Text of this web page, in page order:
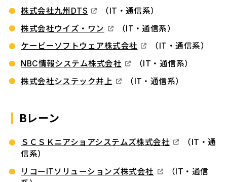
株式会社九州DTS
（IT・通信系）
株式会社ウイズ・ワン
（IT・通信系）
ケービーソフトウェア株式会社
（IT・通信系）
NBC情報システム株式会社
（IT・通信系）
株式会社システック井上
（IT・通信系）
Bレーン
ＳＣＳＫニアショアシステムズ株式会社
（IT・通
信系）
リコーITソリューションズ株式会社
（IT・通信